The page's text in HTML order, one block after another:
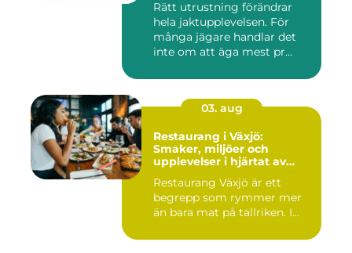
Rätt utrustning förändrar
hela jaktupplevelsen. För
många jägare handlar det
inte om att äga mest pr...
03. aug
Restaurang i Växjö:
Smaker, miljöer och
upplevelser i hjärtat av
Restaurang Växjö är ett
begrepp som rymmer mer
än bara mat på tallriken. I...